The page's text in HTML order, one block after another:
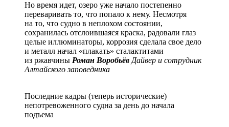
Но время идет, озеро уже начало постепенно
переваривать то, что попало к нему. Несмотря
на то, что судно в неплохом состоянии,
сохранилась отслоившаяся краска, радовали глаз
целые иллюминаторы, коррозия сделала свое дело
и металл начал «плакать» сталактитами
из ржавчины Роман Воробьёв Дайвер и сотрудник
Алтайского заповедника
Последние кадры (теперь исторические)
непотревоженного судна за день до начала
подъема